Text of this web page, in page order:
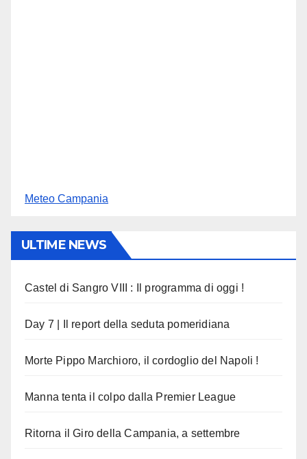
Meteo Campania
ULTIME NEWS
Castel di Sangro VIII : Il programma di oggi !
Day 7 | Il report della seduta pomeridiana
Morte Pippo Marchioro, il cordoglio del Napoli !
Manna tenta il colpo dalla Premier League
Ritorna il Giro della Campania, a settembre